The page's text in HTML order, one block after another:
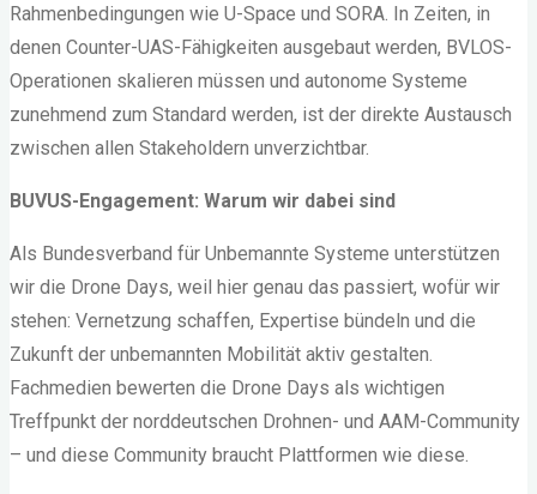
Rahmenbedingungen wie U-Space und SORA. In Zeiten, in
denen Counter-UAS-Fähigkeiten ausgebaut werden, BVLOS-
Operationen skalieren müssen und autonome Systeme
zunehmend zum Standard werden, ist der direkte Austausch
zwischen allen Stakeholdern unverzichtbar.
BUVUS-Engagement: Warum wir dabei sind
Als Bundesverband für Unbemannte Systeme unterstützen
wir die Drone Days, weil hier genau das passiert, wofür wir
stehen: Vernetzung schaffen, Expertise bündeln und die
Zukunft der unbemannten Mobilität aktiv gestalten.
Fachmedien bewerten die Drone Days als wichtigen
Treffpunkt der norddeutschen Drohnen- und AAM-Community
– und diese Community braucht Plattformen wie diese.